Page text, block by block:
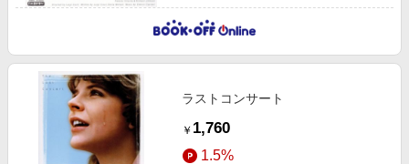
ラストコンサート
￥ 1,760
1.5%